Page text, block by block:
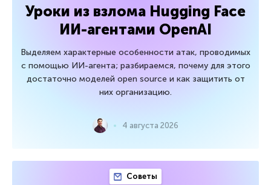
Уроки из взлома Hugging Face
ИИ-агентами OpenAI
Выделяем характерные особенности атак, проводимых
с помощью ИИ-агента; разбираемся, почему для этого
достаточно моделей open source и как защитить от
них организацию.
4 августа 2026
Советы